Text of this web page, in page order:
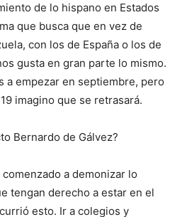
de lo hispano en Estados
que busca que en vez de
con los de España o los de
gusta en gran parte lo mismo.
a empezar en septiembre, pero
imagino que se retrasará.
Bernardo de Gálvez?
a demonizar lo
tengan derecho a estar en el
esto. Ir a colegios y